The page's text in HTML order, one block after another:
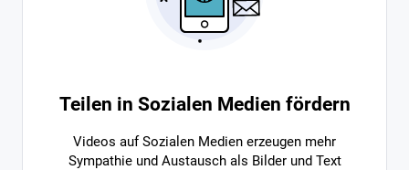
Teilen in Sozialen Medien fördern
Videos auf Sozialen Medien erzeugen mehr
Sympathie und Austausch als Bilder und Text